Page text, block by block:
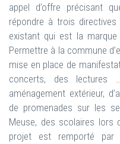
appel d’offre précisant
répondre à trois
existant qui est la
Permettre à la commune
mise en place de
concerts, des
aménagement extérieur,
de promenades sur les
Meuse, des scolaires lors
projet est remporté par